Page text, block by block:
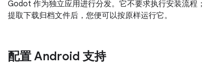
Godot 作为独立应用进行分发。它不要求执行安装流程；
提取下载归档文件后，您便可以按原样运行它。
配置 Android 支持